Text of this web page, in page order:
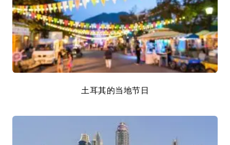
土耳其的当地节日